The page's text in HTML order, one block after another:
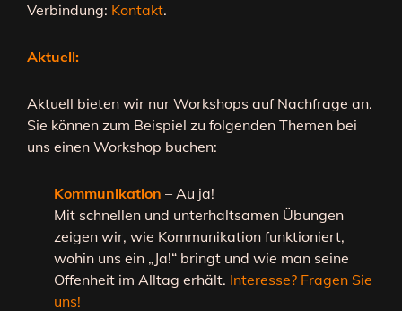
Verbindung: Kontakt.
Aktuell:
Aktuell bieten wir nur Workshops auf Nachfrage an.
Sie können zum Beispiel zu folgenden Themen bei
uns einen Workshop buchen:
Kommunikation – Au ja!
Mit schnellen und unterhaltsamen Übungen
zeigen wir, wie Kommunikation funktioniert,
wohin uns ein „Ja!“ bringt und wie man seine
Offenheit im Alltag erhält. Interesse? Fragen Sie
uns!